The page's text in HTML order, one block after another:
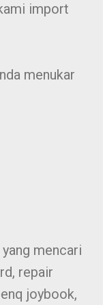
import
menukar
mencari
repair
joybook,